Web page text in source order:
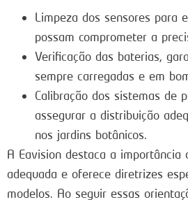
Limpeza dos sensores para
possam comprometer a
Verificação das baterias,
sempre carregadas e em
Calibração dos sistemas de
assegurar a distribuição
nos jardins botânicos.
A Eavision destaca a importância
adequada e oferece diretrizes
modelos. Ao seguir essas